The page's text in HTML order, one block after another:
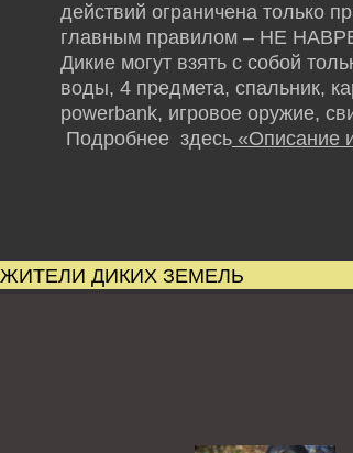
действий ограничена только
главным правилом – НЕ
Дикие могут взять с собой
воды, 4 предмета, спальник,
powerbank, игровое оружие,
Подробнее здесь «Описание
ЖИТЕЛИ ДИКИХ ЗЕМЕЛЬ